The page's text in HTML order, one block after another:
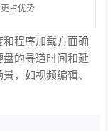
更占优势
程序加载方面确
的寻道时间和延
，如视频编辑、